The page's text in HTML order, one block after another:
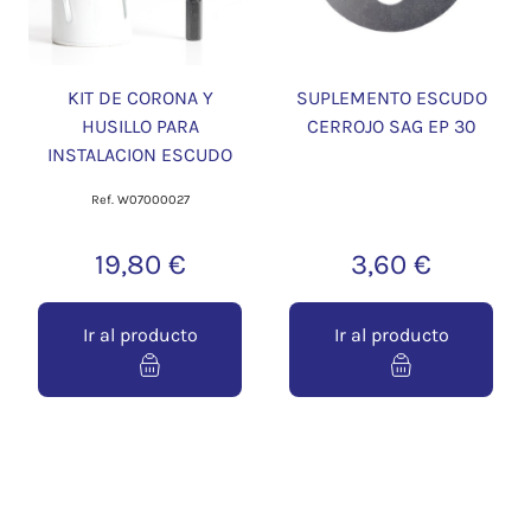
KIT DE CORONA Y
HUSILLO PARA
INSTALACION ESCUDO
Ref. W07000027
19,80 €
Ir al producto
SUPLEMENTO ESCUDO
CERROJO SAG EP 30
3,60 €
Ir al producto